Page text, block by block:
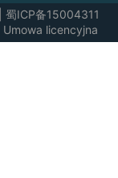
蜀ICP备15004311
Umowa licencyjna